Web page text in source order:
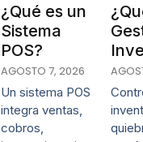
¿Qué es un
Sistema
POS?
AGOSTO 7, 2026
Un sistema POS
integra ventas,
cobros,